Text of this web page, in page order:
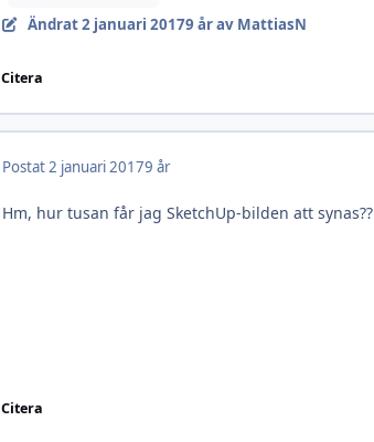
Ändrat2 januari 20179 årav MattiasN
Citera
Postat2 januari 20179 år
Hm, hur tusan får jag SketchUp-bilden att synas??
Citera